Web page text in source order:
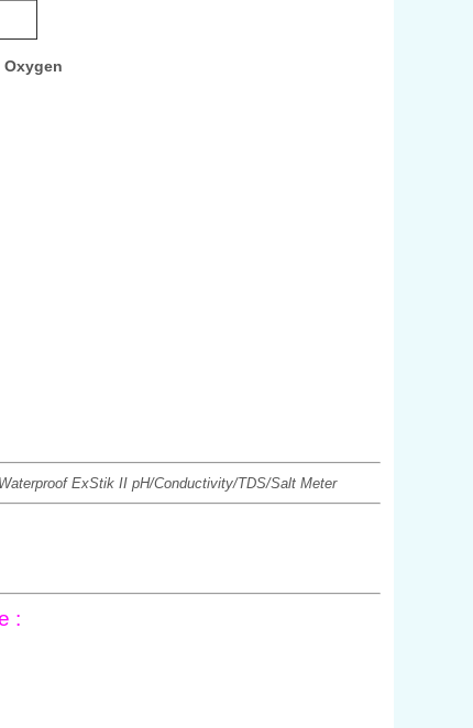
ExStik II pH/Conductivity/TDS/Salt Meter
: